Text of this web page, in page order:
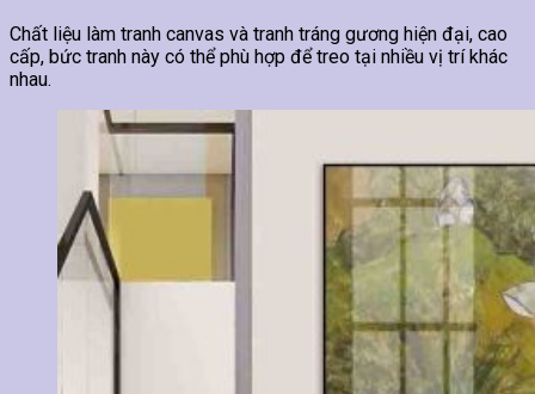
Chất liệu làm tranh canvas và tranh tráng gương hiện đại, cao
cấp, bức tranh này có thể phù hợp để treo tại nhiều vị trí khác
nhau.